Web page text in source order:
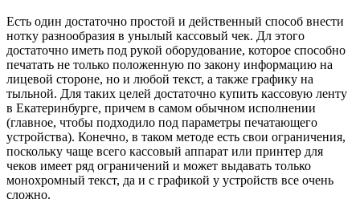
Есть один достаточно простой и действенный способ внести
нотку разнообразия в унылый кассовый чек. Дл этого
достаточно иметь под рукой оборудование, которое способно
печатать не только положенную по закону информацию на
лицевой стороне, но и любой текст, а также графику на
тыльной. Для таких целей достаточно купить кассовую ленту
в Екатеринбурге, причем в самом обычном исполнении
(главное, чтобы подходило под параметры печатающего
устройства). Конечно, в таком методе есть свои ограничения,
поскольку чаще всего кассовый аппарат или принтер для
чеков имеет ряд ограничений и может выдавать только
монохромный текст, да и с графикой у устройств все очень
сложно.